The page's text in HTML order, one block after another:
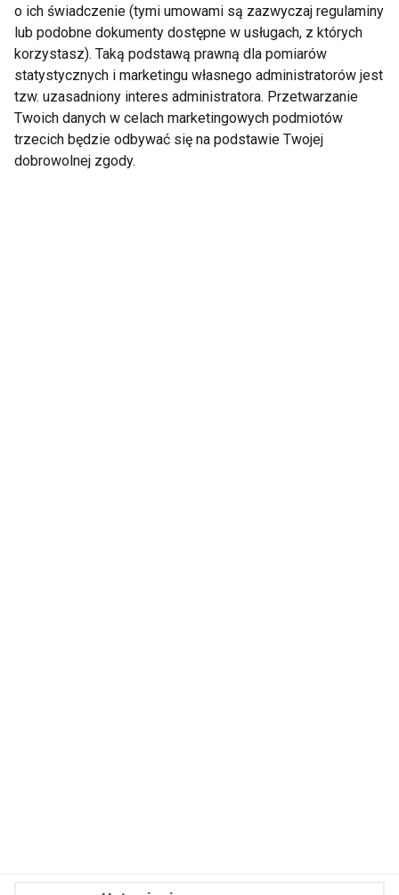
Malaria – choroba
przenoszona przez
komary
Coś Cię gryzie?
Pokaż więcej
o ich świadczenie (tymi umowami są zazwyczaj regulaminy
lub podobne dokumenty dostępne w usługach, z których
korzystasz). Taką podstawą prawną dla pomiarów
statystycznych i marketingu własnego administratorów jest
tzw. uzasadniony interes administratora. Przetwarzanie
Twoich danych w celach marketingowych podmiotów
trzecich będzie odbywać się na podstawie Twojej
dobrowolnej zgody.